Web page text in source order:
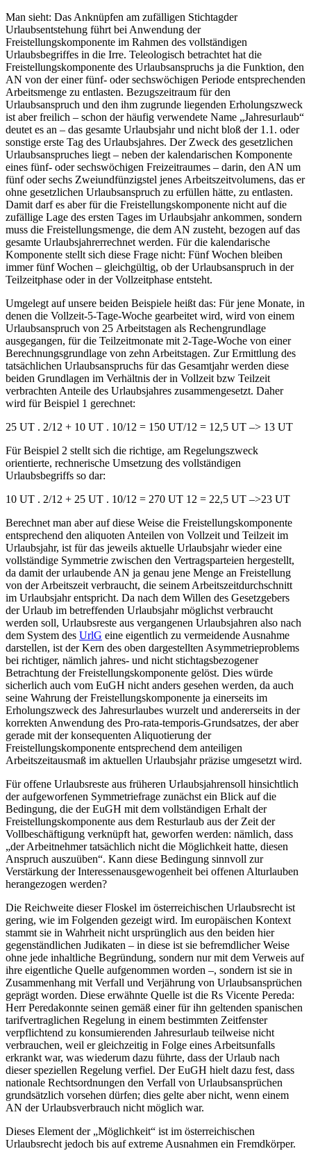
Man sieht: Das Anknüpfen am zufälligen Stichtagder
Urlaubsentstehung führt bei Anwendung der
Freistellungskomponente im Rahmen des vollständigen
Urlaubsbegriffes in die Irre. Teleologisch betrachtet hat die
Freistellungskomponente des Urlaubsanspruchs ja die Funktion, den
AN von der einer fünf- oder sechswöchigen Periode entsprechenden
Arbeitsmenge zu entlasten. Bezugszeitraum für den
Urlaubsanspruch und den ihm zugrunde liegenden Erholungszweck
ist aber freilich – schon der häufig verwendete Name „Jahresurlaub“
deutet es an – das gesamte Urlaubsjahr und nicht bloß der 1.1. oder
sonstige erste Tag des Urlaubsjahres. Der Zweck des gesetzlichen
Urlaubsanspruches liegt – neben der kalendarischen Komponente
eines fünf- oder sechswöchigen Freizeitraumes – darin, den AN um
fünf oder sechs Zweiundfünzigstel jenes Arbeitszeitvolumens, das er
ohne gesetzlichen Urlaubsanspruch zu erfüllen hätte, zu entlasten.
Damit darf es aber für die Freistellungskomponente nicht auf die
zufällige Lage des ersten Tages im Urlaubsjahr ankommen, sondern
muss die Freistellungsmenge, die dem AN zusteht, bezogen auf das
gesamte Urlaubsjahrerrechnet werden. Für die kalendarische
Komponente stellt sich diese Frage nicht: Fünf Wochen bleiben
immer fünf Wochen – gleichgültig, ob der Urlaubsanspruch in der
Teilzeitphase oder in der Vollzeitphase entsteht.
Umgelegt auf unsere beiden Beispiele heißt das: Für jene Monate, in
denen die Vollzeit-5-Tage-Woche gearbeitet wird, wird von einem
Urlaubsanspruch von 25 Arbeitstagen als Rechengrundlage
ausgegangen, für die Teilzeitmonate mit 2-Tage-Woche von einer
Berechnungsgrundlage von zehn Arbeitstagen. Zur Ermittlung des
tatsächlichen Urlaubsanspruchs für das Gesamtjahr werden diese
beiden Grundlagen im Verhältnis der in Vollzeit bzw Teilzeit
verbrachten Anteile des Urlaubsjahres zusammengesetzt. Daher
wird für Beispiel 1 gerechnet:
25 UT . 2/12 + 10 UT . 10/12 = 150 UT/12 = 12,5 UT –> 13 UT
Für Beispiel 2 stellt sich die richtige, am Regelungszweck
orientierte, rechnerische Umsetzung des vollständigen
Urlaubsbegriffs so dar:
10 UT . 2/12 + 25 UT . 10/12 = 270 UT 12 = 22,5 UT –>23 UT
Berechnet man aber auf diese Weise die Freistellungskomponente
entsprechend den aliquoten Anteilen von Vollzeit und Teilzeit im
Urlaubsjahr, ist für das jeweils aktuelle Urlaubsjahr wieder eine
vollständige Symmetrie zwischen den Vertragsparteien hergestellt,
da damit der urlaubende AN ja genau jene Menge an Freistellung
von der Arbeitszeit verbraucht, die seinem Arbeitszeitdurchschnitt
im Urlaubsjahr entspricht. Da nach dem Willen des Gesetzgebers
der Urlaub im betreffenden Urlaubsjahr möglichst verbraucht
werden soll, Urlaubsreste aus vergangenen Urlaubsjahren also nach
dem System des UrlG eine eigentlich zu vermeidende Ausnahme
darstellen, ist der Kern des oben dargestellten Asymmetrieproblems
bei richtiger, nämlich jahres- und nicht stichtagsbezogener
Betrachtung der Freistellungskomponente gelöst. Dies würde
sicherlich auch vom EuGH nicht anders gesehen werden, da auch
seine Wahrung der Freistellungskomponente ja einerseits im
Erholungszweck des Jahresurlaubes wurzelt und andererseits in der
korrekten Anwendung des Pro-rata-temporis-Grundsatzes, der aber
gerade mit der konsequenten Aliquotierung der
Freistellungskomponente entsprechend dem anteiligen
Arbeitszeitausmaß im aktuellen Urlaubsjahr präzise umgesetzt wird.
Für offene Urlaubsreste aus früheren Urlaubsjahrensoll hinsichtlich
der aufgeworfenen Symmetriefrage zunächst ein Blick auf die
Bedingung, die der EuGH mit dem vollständigen Erhalt der
Freistellungskomponente aus dem Resturlaub aus der Zeit der
Vollbeschäftigung verknüpft hat, geworfen werden: nämlich, dass
„der Arbeitnehmer tatsächlich nicht die Möglichkeit hatte, diesen
Anspruch auszuüben“. Kann diese Bedingung sinnvoll zur
Verstärkung der Interessenausgewogenheit bei offenen Alturlauben
herangezogen werden?
Die Reichweite dieser Floskel im österreichischen Urlaubsrecht ist
gering, wie im Folgenden gezeigt wird. Im europäischen Kontext
stammt sie in Wahrheit nicht ursprünglich aus den beiden hier
gegenständlichen Judikaten – in diese ist sie befremdlicher Weise
ohne jede inhaltliche Begründung, sondern nur mit dem Verweis auf
ihre eigentliche Quelle aufgenommen worden –, sondern ist sie in
Zusammenhang mit Verfall und Verjährung von Urlaubsansprüchen
geprägt worden. Diese erwähnte Quelle ist die Rs Vicente Pereda:
HerrPeredakonnte seinen gemäß einer für ihn geltenden spanischen
tarifvertraglichen Regelung in einem bestimmten Zeitfenster
verpflichtend zu konsumierenden Jahresurlaub teilweise nicht
verbrauchen, weil er gleichzeitig in Folge eines Arbeitsunfalls
erkrankt war, was wiederum dazu führte, dass der Urlaub nach
dieser speziellen Regelung verfiel. Der EuGH hielt dazu fest, dass
nationale Rechtsordnungen den Verfall von Urlaubsansprüchen
grundsätzlich vorsehen dürfen; dies gelte aber nicht, wenn einem
AN der Urlaubsverbrauch nicht möglich war.
Dieses Element der „Möglichkeit“ ist im österreichischen
Urlaubsrecht jedoch bis auf extreme Ausnahmen ein Fremdkörper.